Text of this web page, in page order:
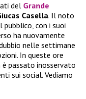
del Grande
Casella. Il noto
pubblico, con i suoi
ha nuovamente
nelle settimane
In queste ore
passato inosservato
sui social. Vediamo